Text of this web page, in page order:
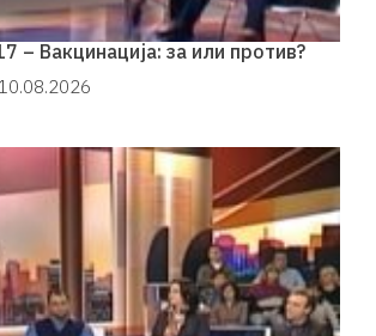
– Вакцинација: за или против?